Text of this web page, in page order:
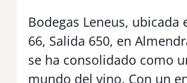
Bodegas Leneus, ubicada
66, Salida 650, en
se ha consolidado como
mundo del vino. Con un